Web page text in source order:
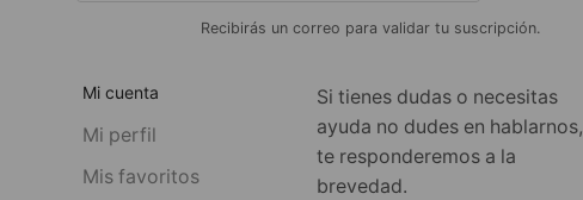
Recibirás un correo para validar tu suscripción.
Mi cuenta
Mi perfil
Mis favoritos
Si tienes dudas o necesitas
ayuda no dudes en hablarnos,
te responderemos a la
brevedad.